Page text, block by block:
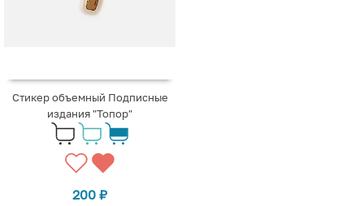
Стикер объемный Подписные
издания "Топор"
200 ₽